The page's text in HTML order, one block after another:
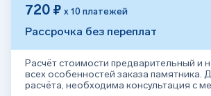
720 ₽ х 10 платежей
Рассрочка без переплат
Расчёт стоимости предварительный и
всех особенностей заказа памятника.
расчёта, необходима консультация с